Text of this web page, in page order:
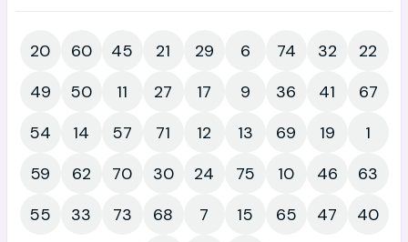
20 60 45 21 29 6 74 32
22
49
50 11 27 17 9 36 41
67
54
14 57 71 12 13 69 19
1
59
62 70 30 24 75 10 46
63
55
33 73 68 7 15 65 47
40